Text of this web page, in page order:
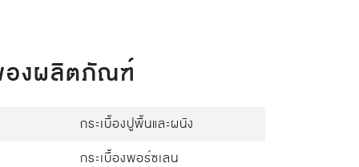
องผลิตภัณฑ์
กระเบื้องปูพื้นและผนัง
กระเบื้องพอร์ซเลน